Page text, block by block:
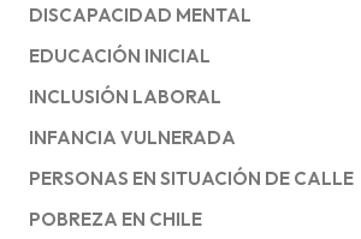
DISCAPACIDAD MENTAL
EDUCACIÓN INICIAL
INCLUSIÓN LABORAL
INFANCIA VULNERADA
PERSONAS EN SITUACIÓN DE CALLE
POBREZA EN CHILE